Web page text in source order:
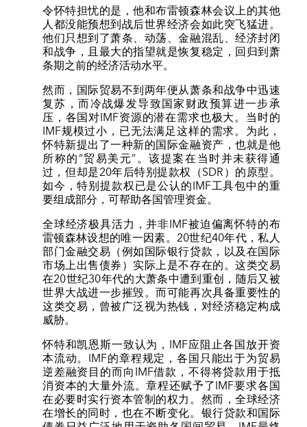
令怀特担忧的是，他和布雷顿森林会议上的其他
人都没能预想到战后世界经济会如此突飞猛进。
他们只想到了萧条、动荡、金融混乱、经济封闭
和战争，且最大的指望就是恢复稳定，回归到萧
条期之前的经济活动水平。
然而，国际贸易不到两年便从萧条和战争中迅速
复苏，而冷战爆发导致国家财政预算进一步承
压，各国对IMF资源的潜在需求也极大。当时的
IMF规模过小，已无法满足这样的需求。为此，
怀特新提出了一种新的国际金融资产，也就是他
所称的“贸易美元”。该提案在当时并未获得通
过，但却是20年后特别提款权（SDR）的原型。
如今，特别提款权已是公认的IMF工具包中的重
要组成部分，可帮助各国管理资金。
全球经济极具活力，并非IMF被迫偏离怀特的布
雷顿森林设想的唯一因素。20世纪40年代，私人
部门金融交易（例如国际银行贷款，以及在国际
市场上出售债券）实际上是不存在的。这类交易
在20世纪30年代的大萧条中遭到重创，随后又被
世界大战进一步摧毁。而可能再次具备重要性的
这类交易，曾被广泛视为热钱，对经济稳定构成
威胁。
怀特和凯恩斯一致认为，IMF应阻止各国放开资
本流动。IMF的章程规定，各国只能出于为贸易
逆差融资目的而向IMF借款，不得将贷款用于抵
消资本的大量外流。章程还赋予了IMF要求各国
在必要时实行资本管制的权力。然而，全球经济
在增长的同时，也在不断变化。银行贷款和国际